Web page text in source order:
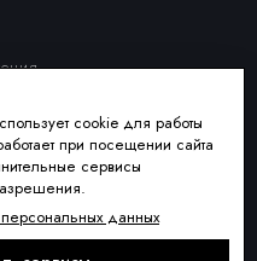
ПЕРСОНАЛЬНЫХ ДАННЫХ И
ПЕРСОНАЛЬНЫХ
cookie для работы
при посещении сайта
сервисы
данных